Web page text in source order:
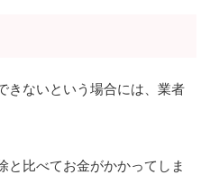
きないという場合には、業者
と比べてお金がかかってしま